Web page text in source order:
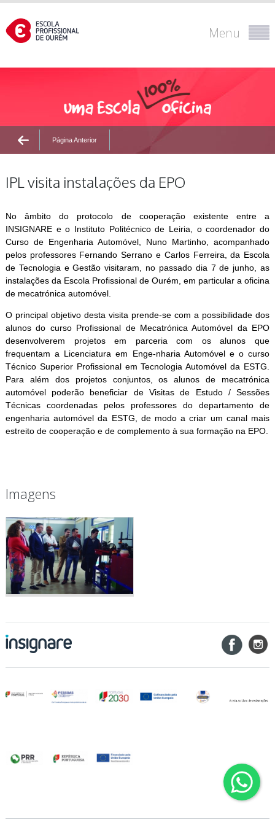
Menu
Página Anterior
IPL visita instalações da EPO
No âmbito do protocolo de cooperação existente entre a
INSIGNARE e o Instituto Politécnico de Leiria, o coordenador do
Curso de Engenharia Automóvel, Nuno Martinho, acompanhado
pelos professores Fernando Serrano e Carlos Ferreira, da Escola
de Tecnologia e Gestão visitaram, no passado dia 7 de junho, as
instalações da Escola Profissional de Ourém, em particular a oficina
de mecatrónica automóvel.
O principal objetivo desta visita prende-se com a possibilidade dos
alunos do curso Profissional de Mecatrónica Automóvel da EPO
desenvolverem projetos em parceria com os alunos que
frequentam a Licenciatura em Enge-nharia Automóvel e o curso
Técnico Superior Profissional em Tecnologia Automóvel da ESTG.
Para além dos projetos conjuntos, os alunos de mecatrónica
automóvel poderão beneficiar de Visitas de Estudo / Sessões
Técnicas coordenadas pelos professores do departamento de
engenharia automóvel da ESTG, de modo a criar um canal mais
estreito de cooperação e de complemento à sua formação na EPO.
Imagens